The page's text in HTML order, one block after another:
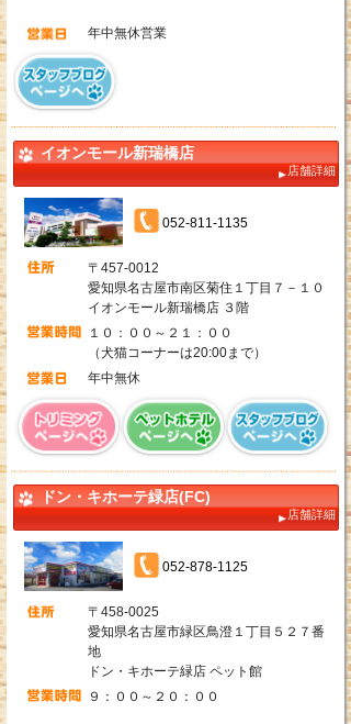
年中無休営業
イオンモール新瑞橋店
店舗詳細
052-811-1135
〒457-0012
愛知県名古屋市南区菊住１丁目７－１０
イオンモール新瑞橋店 ３階
１０：００～２１：００
（犬猫コーナーは20:00まで）
年中無休
ドン・キホーテ緑店(FC)
店舗詳細
052-878-1125
〒458-0025
愛知県名古屋市緑区鳥澄１丁目５２７番
地
ドン・キホーテ緑店 ペット館
９：００～２０：００